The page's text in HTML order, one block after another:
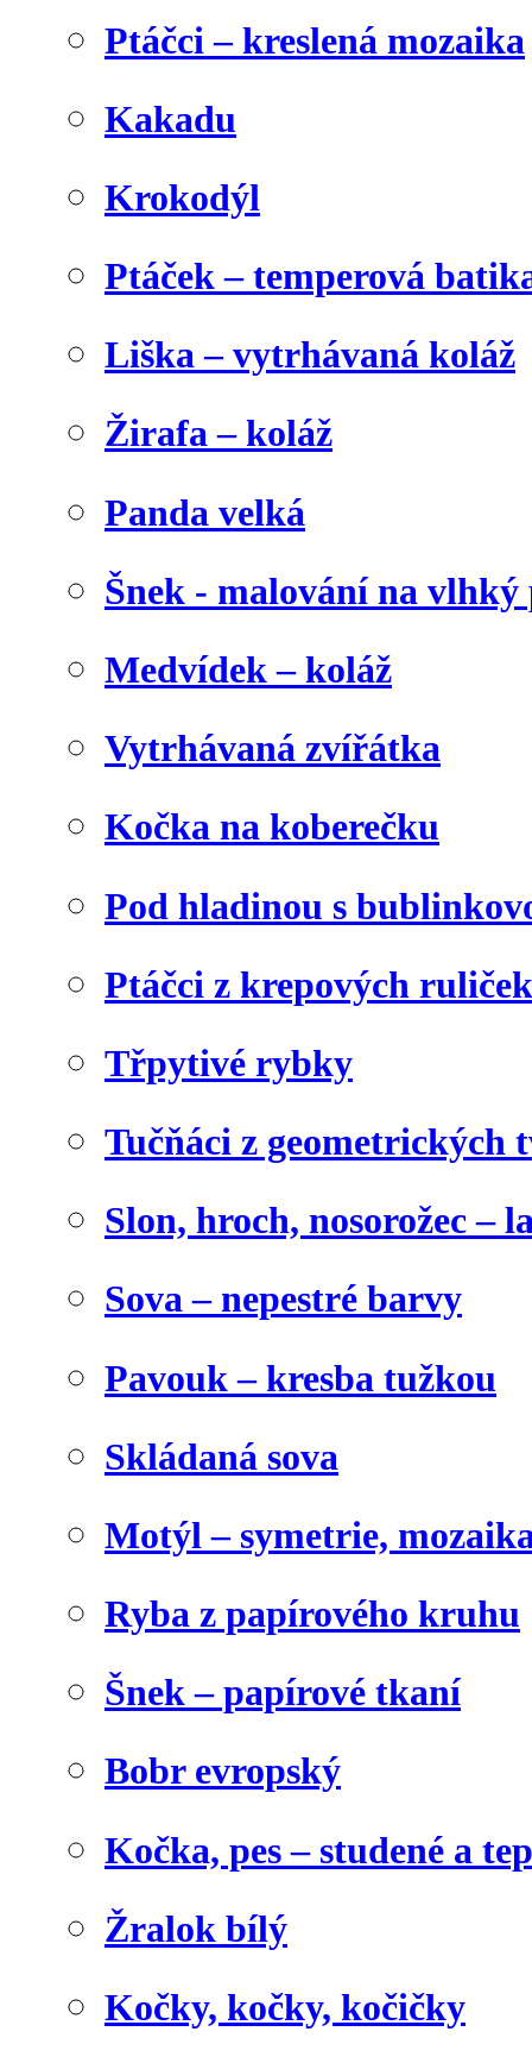
Ptáčci – kreslená mozaika
Kakadu
Krokodýl
Ptáček – temperová
Liška – vytrhávaná koláž
Žirafa – koláž
Panda velká
Šnek - malování na
Medvídek – koláž
Vytrhávaná zvířátka
Kočka na koberečku
Pod hladinou s
Ptáčci z krepových ruliček
Třpytivé rybky
Tučňáci z geometrických
Slon, hroch, nosorožec –
Sova – nepestré barvy
Pavouk – kresba tužkou
Skládaná sova
Motýl – symetrie,
Ryba z papírového kruhu
Šnek – papírové tkaní
Bobr evropský
Kočka, pes – studené a
Žralok bílý
Kočky, kočky, kočičky